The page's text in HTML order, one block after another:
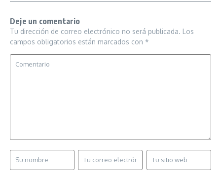
Deje un comentario
Tu dirección de correo electrónico no será publicada. Los
campos obligatorios están marcados con *